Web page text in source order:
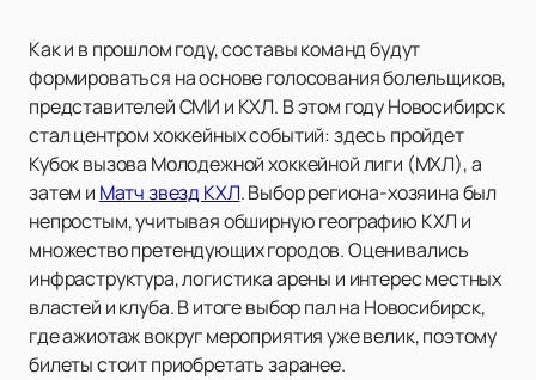
Как и в прошлом году, составы команд будут
формироваться на основе голосования болельщиков,
представителей СМИ и КХЛ. В этом году Новосибирск
стал центром хоккейных событий: здесь пройдет
Кубок вызова Молодежной хоккейной лиги (МХЛ), а
затем и Матч звезд КХЛ. Выбор региона-хозяина был
непростым, учитывая обширную географию КХЛ и
множество претендующих городов. Оценивались
инфраструктура, логистика арены и интерес местных
властей и клуба. В итоге выбор пал на Новосибирск,
где ажиотаж вокруг мероприятия уже велик, поэтому
билеты стоит приобретать заранее.